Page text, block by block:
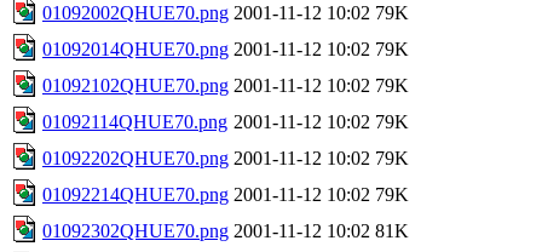
01092002QHUE70.png 2001-11-12 10:02 79K
01092014QHUE70.png 2001-11-12 10:02 79K
01092102QHUE70.png 2001-11-12 10:02 79K
01092114QHUE70.png 2001-11-12 10:02 79K
01092202QHUE70.png 2001-11-12 10:02 79K
01092214QHUE70.png 2001-11-12 10:02 79K
01092302QHUE70.png 2001-11-12 10:02 81K